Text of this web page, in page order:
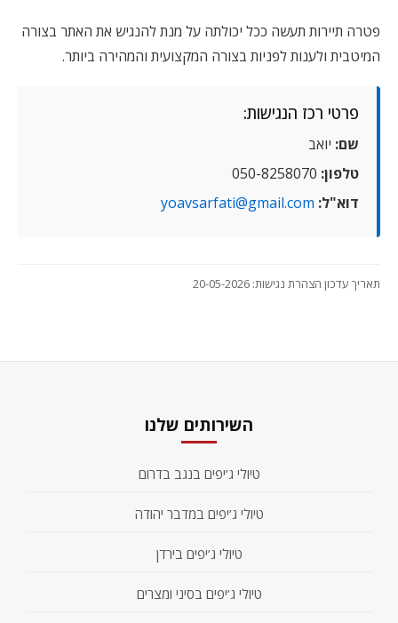
פטרה תיירות תעשה ככל יכולתה על מנת להנגיש את האתר בצורה
המיטבית ולענות לפניות בצורה המקצועית והמהירה ביותר.
פרטי רכז הנגישות:
שם: יואב
טלפון: 050-8258070
דוא"ל: yoavsarfati@gmail.com
תאריך עדכון הצהרת נגישות: 20-05-2026
השירותים שלנו
טיולי ג’יפים בנגב בדרום
טיולי ג’יפים במדבר יהודה
טיולי ג’יפים בירדן
טיולי ג’יפים בסיני ומצרים